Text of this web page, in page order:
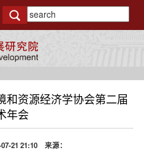
和资源经济学协会第二届
年会
21 21:10 来源：